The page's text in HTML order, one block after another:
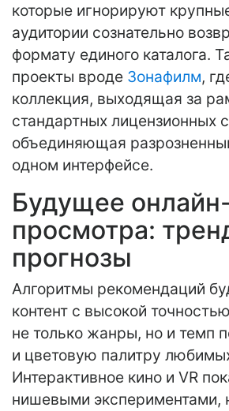
которые игнорируют
аудитории сознательно
формату единого каталога.
проекты вроде Зонафилм,
коллекция, выходящая за
стандартных лицензионных
объединяющая
одном интерфейсе.
Будущее
просмотра:
прогнозы
Алгоритмы рекомендаций
контент с высокой
не только жанры, но и темп
и цветовую палитру
Интерактивное кино и VR
нишевыми экспериментами,